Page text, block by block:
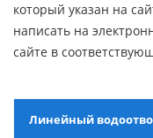
который указан на
написать на
сайте в
Линейный